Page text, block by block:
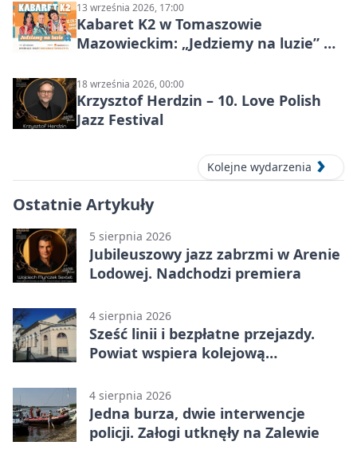
13 września 2026, 17:00
Kabaret K2 w Tomaszowie
Mazowieckim: „Jedziemy na luzie” w
Społecznej
18 września 2026, 00:00
Krzysztof Herdzin – 10. Love Polish
Jazz Festival
Kolejne wydarzenia
Ostatnie Artykuły
5 sierpnia 2026
Jubileuszowy jazz zabrzmi w Arenie
Lodowej. Nadchodzi premiera
4 sierpnia 2026
Sześć linii i bezpłatne przejazdy.
Powiat wspiera kolejową
4 sierpnia 2026
Jedna burza, dwie interwencje
policji. Załogi utknęły na Zalewie